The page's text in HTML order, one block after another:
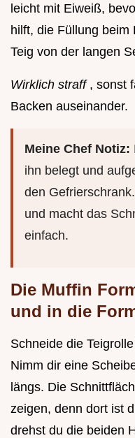
leicht mit Eiweiß,
hilft, die Füllung beim
Teig von der langen
Wirklich straff , sonst
Backen auseinander.
Meine Chef Notiz:
ihn belegt und
den
und macht das
einfach.
Die Muffin
und in die
Schneide die
Nimm dir eine
längs. Die
zeigen, denn dort ist
drehst du die beiden